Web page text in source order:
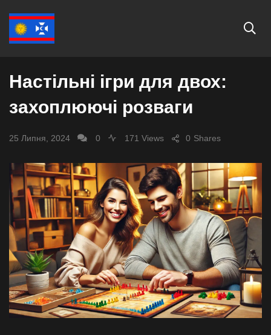
СУСПІЛЬСТВО
Настільні ігри для двох:
захоплюючі розваги
25 Липня, 2024 0 171 Views Shares
0